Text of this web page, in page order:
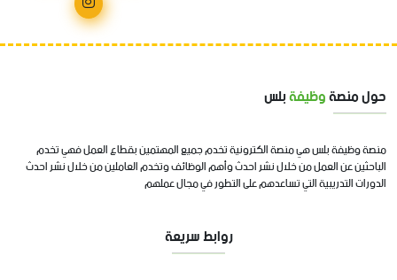
حول منصةوظيفةبلس
منصة وظيفة بلس هي منصة الكترونية تخدم جميع المهتمين بقطاع العمل فهي تخدم
الباحثين عن العمل من خلال نشر احدث وأهم الوظائف وتخدم العاملين من خلال نشر احدث
الدورات التدريبية التي تساعدهم على التطور في مجال عملهم
روابط سريعة